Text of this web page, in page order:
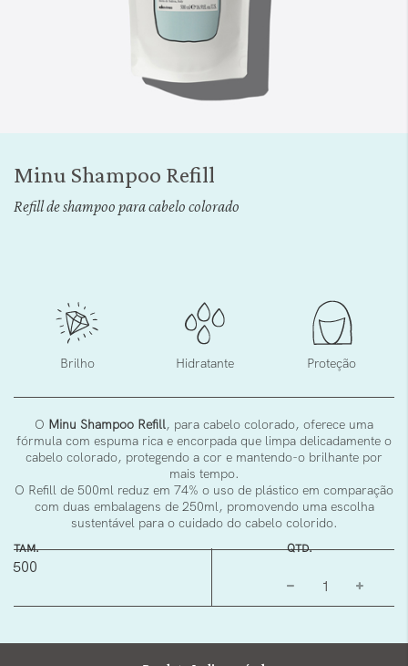
início
Minu Shampoo Refill
Refill de shampoo para cabelo colorado
Brilho Hidratante Proteção
O Minu Shampoo Refill, para cabelo colorado, oferece uma
fórmula com espuma rica e encorpada que limpa delicadamente o
cabelo colorado, protegendo a cor e mantendo-o brilhante por
mais tempo.
O Refill de 500ml reduz em 74% o uso de plástico em comparação
com duas embalagens de 250ml, promovendo uma escolha
sustentável para o cuidado do cabelo colorido.
TAM. QTD.
500